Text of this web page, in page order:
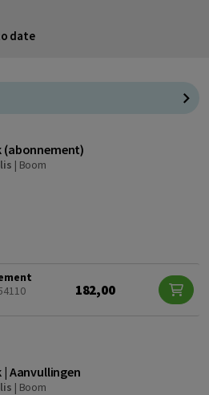
date
(abonnement)
| Boom
182,00
| Aanvullingen
| Boom